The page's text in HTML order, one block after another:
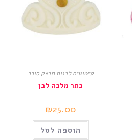
קישוטים לבנות מבצק סוכר
כתר מלכה לבן
₪25.00
הוספה לסל